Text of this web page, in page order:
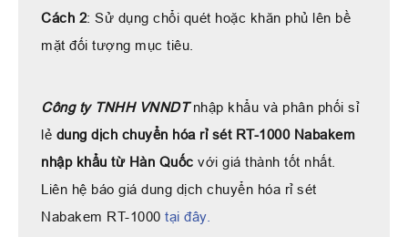
Cách 2: Sử dụng chổi quét hoặc khăn phủ lên bề
mặt đối tượng mục tiêu.
Công ty TNHH VNNDTnhập khẩu và phân phối sỉ
lẻ dung dịch chuyển hóa rỉ sét RT-1000 Nabakem
nhập khẩu từ Hàn Quốc với giá thành tốt nhất.
Liên hệ báo giá dung dịch chuyển hóa rỉ sét
Nabakem RT-1000 tại đây.